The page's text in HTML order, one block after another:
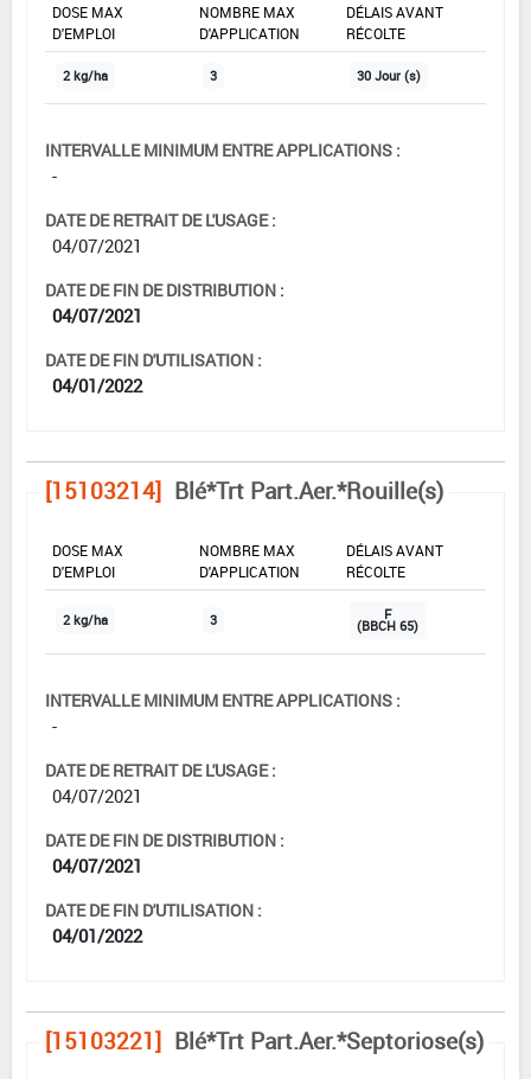
DOSE MAX
D'EMPLOI
NOMBRE MAX
D'APPLICATION
DÉLAIS AVANT
RÉCOLTE
2 kg/ha 3 30 Jour (s)
INTERVALLE MINIMUM ENTRE APPLICATIONS :
-
DATE DE RETRAIT DE L'USAGE :
04/07/2021
DATE DE FIN DE DISTRIBUTION :
04/07/2021
DATE DE FIN D'UTILISATION :
04/01/2022
[15103214] Blé*Trt Part.Aer.*Rouille(s)
DOSE MAX
D'EMPLOI
NOMBRE MAX
D'APPLICATION
DÉLAIS AVANT
RÉCOLTE
2 kg/ha 3 F
(BBCH 65)
INTERVALLE MINIMUM ENTRE APPLICATIONS :
-
DATE DE RETRAIT DE L'USAGE :
04/07/2021
DATE DE FIN DE DISTRIBUTION :
04/07/2021
DATE DE FIN D'UTILISATION :
04/01/2022
[15103221] Blé*Trt Part.Aer.*Septoriose(s)